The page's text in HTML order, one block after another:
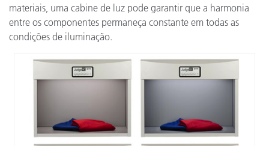
materiais, uma cabine de luz pode garantir que a harmonia
entre os componentes permaneça constante em todas as
condições de iluminação.